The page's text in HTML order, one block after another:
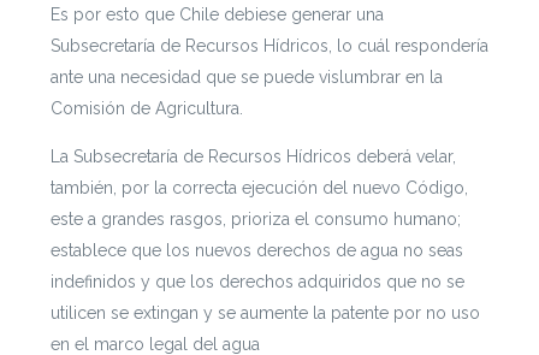
Es por esto que Chile debiese generar una
Subsecretaría de Recursos Hídricos, lo cuál respondería
ante una necesidad que se puede vislumbrar en la
Comisión de Agricultura.
La Subsecretaría de Recursos Hídricos deberá velar,
también, por la correcta ejecución del nuevo Código,
este a grandes rasgos, prioriza el consumo humano;
establece que los nuevos derechos de agua no seas
indefinidos y que los derechos adquiridos que no se
utilicen se extingan y se aumente la patente por no uso
en el marco legal del agua